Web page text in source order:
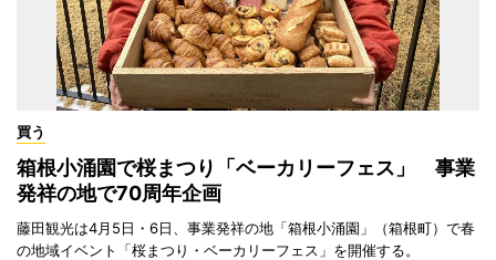
買う
箱根小涌園で桜まつり「ベーカリーフェス」 事業
発祥の地で70周年企画
藤田観光は4月5日・6日、事業発祥の地「箱根小涌園」（箱根町）で春
の地域イベント「桜まつり・ベーカリーフェス」を開催する。